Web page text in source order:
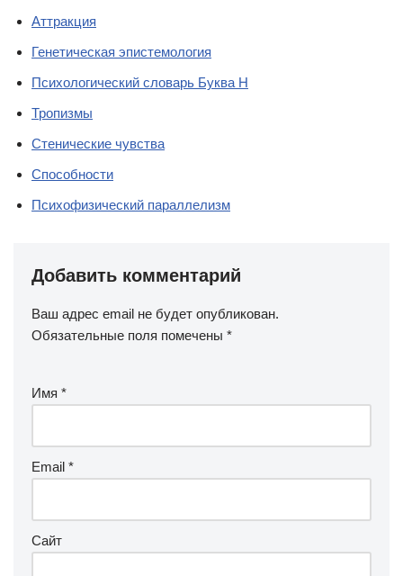
Аттракция
Генетическая эпистемология
Психологический словарь Буква Н
Тропизмы
Стенические чувства
Способности
Психофизический параллелизм
Добавить комментарий
Ваш адрес email не будет опубликован.
Обязательные поля помечены *
Имя *
Email *
Сайт